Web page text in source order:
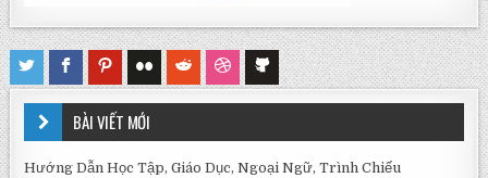
BÀI VIẾT MỚI
Hướng Dẫn Học Tập, Giáo Dục, Ngoại Ngữ, Trình Chiếu